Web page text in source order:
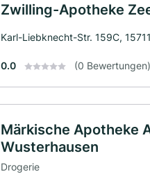
Zwilling-Apotheke
Karl-Liebknecht-Str. 159C,
0.0 (0 Bewertungen)
Märkische Apotheke
Wusterhausen
Drogerie